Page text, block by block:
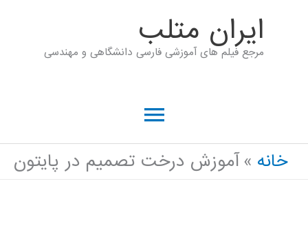
ايران متلب
مرجع فیلم های آموزشی فارسی دانشگاهی و مهندسی
فهرست
اصلی
خانه آموزش درخت تصمیم در پایتون